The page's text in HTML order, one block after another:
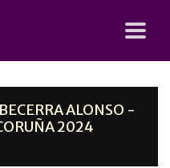
ALONSO -
2024